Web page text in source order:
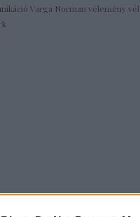
Varga Norman vélemény